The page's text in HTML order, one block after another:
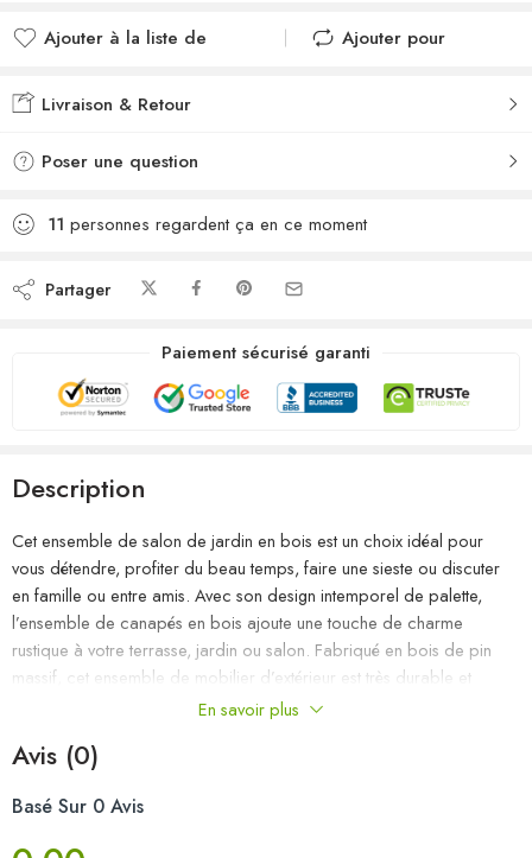
Ajouter à la liste de
Ajouté à la liste de
Ajouter pour
Livraison & Retour
Poser une question
11 personnes regardent ça en ce moment
Partager
Paiement sécurisé garanti
Description
Cet ensemble de salon de jardin en bois est un choix idéal pour
vous détendre, profiter du beau temps, faire une sieste ou discuter
en famille ou entre amis. Avec son design intemporel de palette,
l’ensemble de canapés en bois ajoute une touche de charme
rustique à votre terrasse, jardin ou salon. Fabriqué en bois de pin
massif, cet ensemble de mobilier d’extérieur est très durable et
résistant aux intempéries. Cet ensemble de canapés a une
conception modulaire permet également de placer l’ensemble dans
prolonger la durée de vie des meubles d’extérieur, nous vous
En savoir plus
Avis (0)
Basé Sur 0 Avis